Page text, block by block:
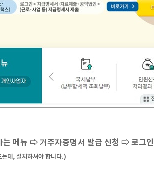
메뉴 ⇨ 거주자증명서 발급 신청 ⇨ 로그인
데, 설치하셔야 합니다.)